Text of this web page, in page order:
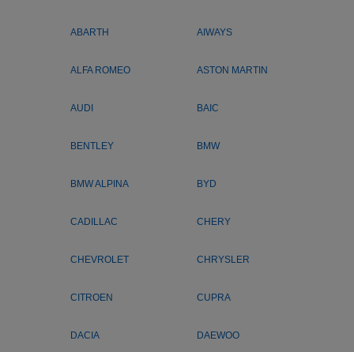
ABARTH AIWAYS
ALFA ROMEO ASTON MARTIN
AUDI BAIC
BENTLEY BMW
BMW ALPINA BYD
CADILLAC CHERY
CHEVROLET CHRYSLER
CITROEN CUPRA
DACIA DAEWOO